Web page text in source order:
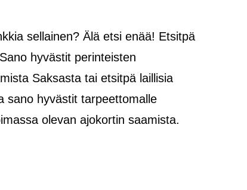
sellainen? Älä etsi enää! Etsitpä
hyvästit perinteisten
Saksasta tai etsitpä laillisia
sano hyvästit tarpeettomalle
olevan ajokortin saamista.